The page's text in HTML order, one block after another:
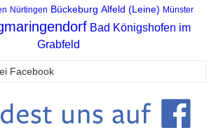
Nürtingen Bückeburg Alfeld (Leine) Münster
Bad Königshofen im
Grabfeld
Facebook